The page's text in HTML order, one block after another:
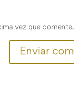
vez que comente.